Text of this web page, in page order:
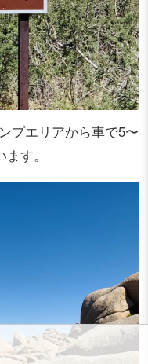
プエリアから車で5〜
す。